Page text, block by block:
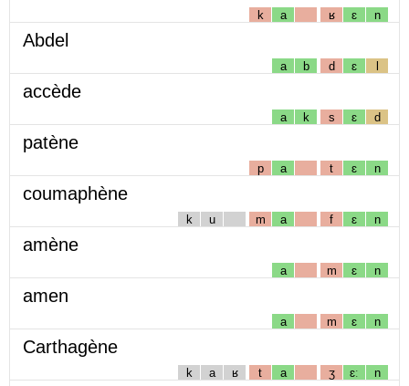
k a ʁ ɛ n
Abdel
a b d ɛ l
accède
a k s ɛ d
patène
p a t ɛ n
coumaphène
k u m a f ɛ n
amène
a m ɛ n
amen
a m ɛ n
Carthagène
k a ʁ t a ʒ ɛː n